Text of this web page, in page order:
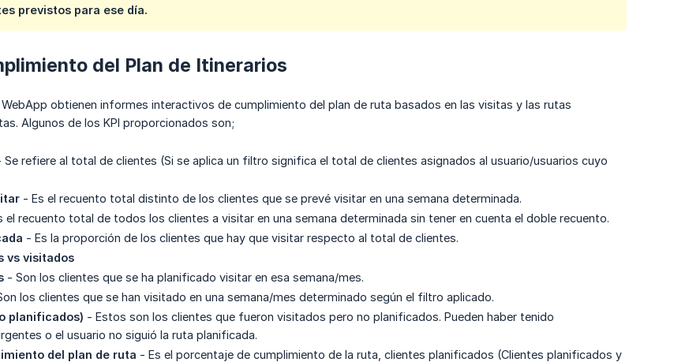
previstos para ese día.
del Plan de Itinerarios
obtienen informes interactivos de cumplimiento del plan de ruta basados en las visitas y las rutas
Algunos de los KPI proporcionados son;
Se refiere al total de clientes (Si se aplica un filtro significa el total de clientes asignados al usuario/usuarios cuyo
- Es el recuento total distinto de los clientes que se prevé visitar en una semana determinada.
el recuento total de todos los clientes a visitar en una semana determinada sin tener en cuenta el doble recuento.
- Es la proporción de los clientes que hay que visitar respecto al total de clientes.
vs visitados
- Son los clientes que se ha planificado visitar en esa semana/mes.
los clientes que se han visitado en una semana/mes determinado según el filtro aplicado.
planificados) - Estos son los clientes que fueron visitados pero no planificados. Pueden haber tenido
o el usuario no siguió la ruta planificada.
del plan de ruta - Es el porcentaje de cumplimiento de la ruta, clientes planificados (Clientes planificados y